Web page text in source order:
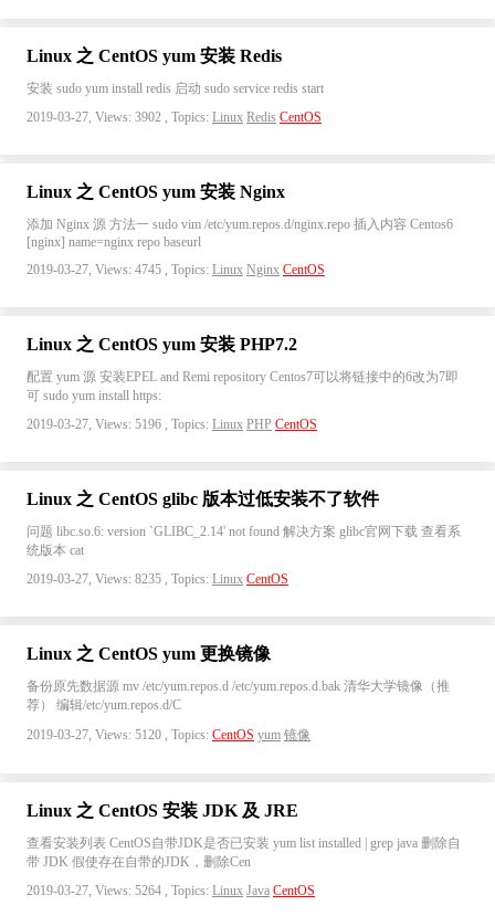
Linux 之 CentOS yum 安装 Redis
安装 sudo yum install redis 启动 sudo service redis start
2019-03-27, Views: 3902 , Topics: Linux Redis CentOS
Linux 之 CentOS yum 安装 Nginx
添加 Nginx 源 方法一 sudo vim /etc/yum.repos.d/nginx.repo 插入内容 Centos6
[nginx] name=nginx repo baseurl
2019-03-27, Views: 4745 , Topics: Linux Nginx CentOS
Linux 之 CentOS yum 安装 PHP7.2
配置 yum 源 安装EPEL and Remi repository Centos7可以将链接中的6改为7即
可 sudo yum install https:
2019-03-27, Views: 5196 , Topics: Linux PHP CentOS
Linux 之 CentOS glibc 版本过低安装不了软件
问题 libc.so.6: version `GLIBC_2.14' not found 解决方案 glibc官网下载 查看系
统版本 cat
2019-03-27, Views: 8235 , Topics: Linux CentOS
Linux 之 CentOS yum 更换镜像
备份原先数据源 mv /etc/yum.repos.d /etc/yum.repos.d.bak 清华大学镜像（推
荐） 编辑/etc/yum.repos.d/C
2019-03-27, Views: 5120 , Topics: CentOS yum 镜像
Linux 之 CentOS 安装 JDK 及 JRE
查看安装列表 CentOS自带JDK是否已安装 yum list installed | grep java 删除自
带 JDK 假使存在自带的JDK，删除Cen
2019-03-27, Views: 5264 , Topics: Linux Java CentOS